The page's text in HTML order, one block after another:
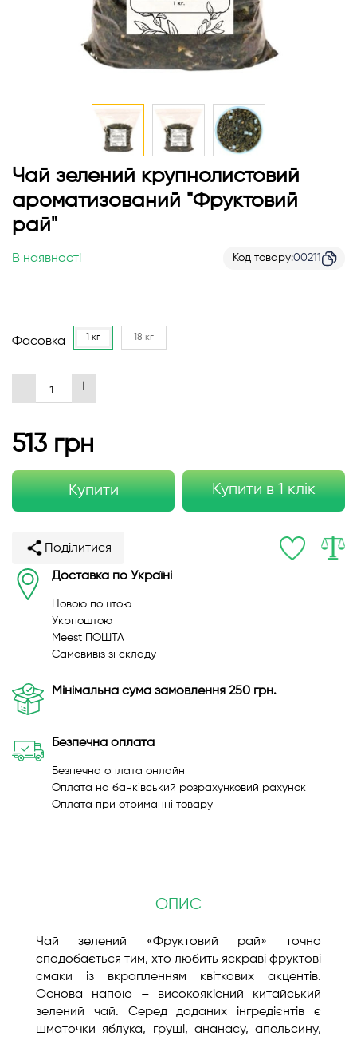
Перейти
до
початку
галереї
зображень
Чай зелений крупнолистовий
ароматизований "Фруктовий
рай"
В наявності Код товару 00211
Фасовка 1 кг 18 кг
513 грн
Купити Купити в 1 клік
Поділитися
Доставка по Україні
Новою поштою
Укрпоштою
Meest ПОШТА
Самовивіз зі складу
Мінімальна сума замовлення 250 грн.
Безпечна оплата
Безпечна оплата онлайн
Оплата на банківський розрахунковий рахунок
Оплата при отриманні товару
ОПИС
Чай зелений «Фруктовий рай»
точно
сподобається тим, хто любить яскраві фруктові
смаки із вкрапленням квіткових акцентів.
Основа напою – високоякісний китайський
зелений чай. Серед доданих інгредієнтів є
шматочки яблука, груші, ананасу, апельсину,